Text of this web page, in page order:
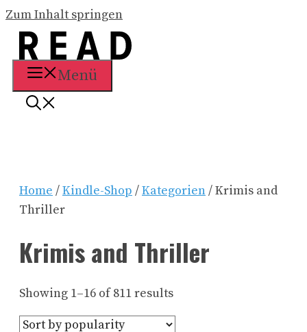
Zum Inhalt springen
Menü
Home /Kindle-Shop /Kategorien/ Krimis and
Thriller
Krimis and Thriller
Showing 1–16 of 811 results